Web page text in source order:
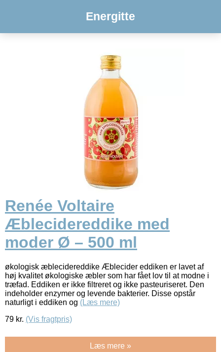
Energitte
Renée Voltaire
Æblecidereddike med
moder Ø – 500 ml
økologisk æblecidereddike Æblecider eddiken er lavet af
høj kvalitet økologiske æbler som har fået lov til at modne i
træfad. Eddiken er ikke filtreret og ikke pasteuriseret. Den
indeholder enzymer og levende bakterier. Disse opstår
naturligt i eddiken og (Læs mere)
79 kr. (Vis fragtpris)
Læs mere »